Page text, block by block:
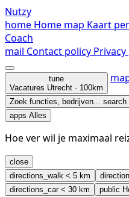
Nutzy
home Home map Kaart
Coach
mail Contact policy
tune
Vacatures Utrecht · 100km
Zoek functies, bedrijven... search
apps Alles
Hoe ver wil je maximaal
close
directions_walk < 5 km
directions_car< 30 km public